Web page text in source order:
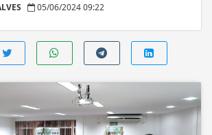
05/06/2024 09:22